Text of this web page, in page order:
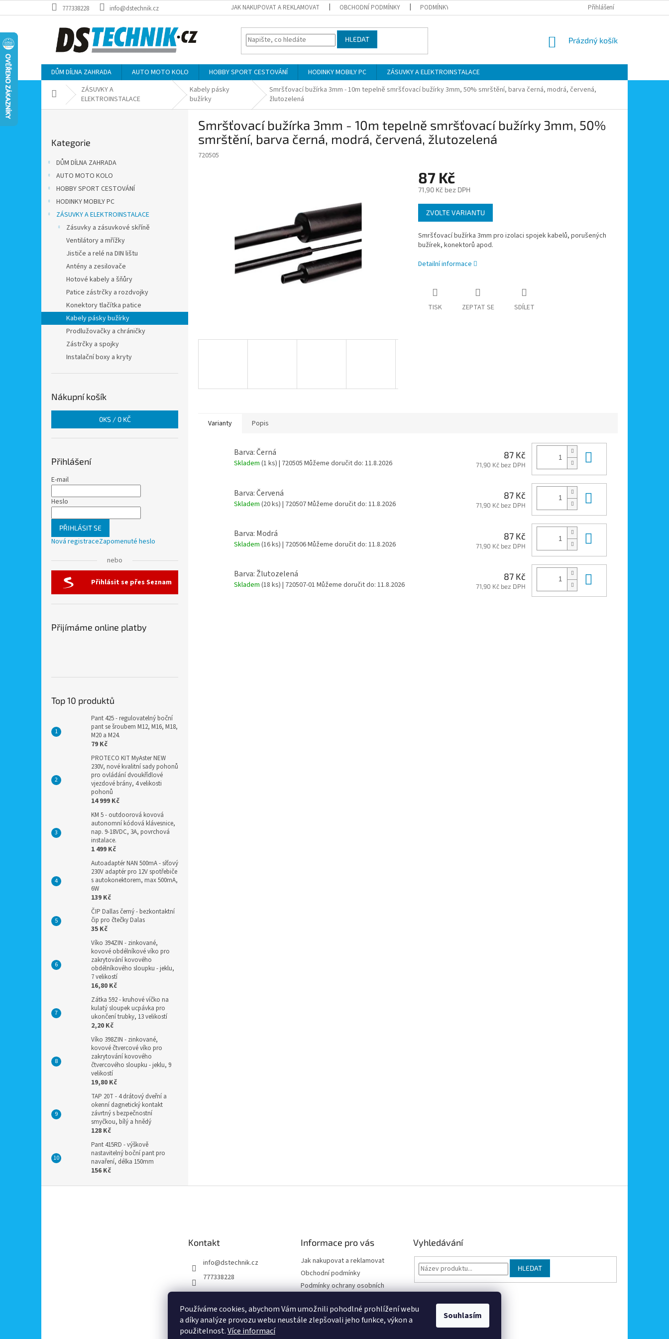
Používáme cookies, abychom Vám umožnili pohodlné prohlížení webu
a díky analýze provozu webu neustále zlepšovali jeho funkce, výkon a
použitelnost.Více informací
Souhlasím
na
777338228 info@dstechnik.cz JAK NAKUPOVAT A REKLAMOVAT OBCHODNÍ PODMÍNKY PODMÍNKY OCHRANY OSOBNÍCH ÚDAJŮ MOJE OBJEDNÁVKA
Přihlášení
HLEDAT
NÁKUPNÍ
Prázdný košík
DŮM DÍLNA ZAHRADA AUTO MOTO KOLO HOBBY SPORT CESTOVÁNÍ HODINKY MOBILY PC ZÁSUVKY A ELEKTROINSTALACE
Domů ZÁSUVKY A
ELEKTROINSTALACE
Kabely pásky
bužírky
Smršťovací bužírka 3mm - 10m tepelně smršťovací bužírky 3mm, 50% smrštění, barva černá, modrá, červená,
žlutozelená
kategorie
Kategorie
DŮM DÍLNA ZAHRADA
AUTO MOTO KOLO
HOBBY SPORT CESTOVÁNÍ
HODINKY MOBILY PC
ZÁSUVKY A ELEKTROINSTALACE
Zásuvky a zásuvkové skříně
Ventilátory a mřížky
Jističe a relé na DIN lištu
Antény a zesilovače
Hotové kabely a šňůry
Patice zástrčky a rozdvojky
Konektory tlačítka patice
Kabely pásky bužírky
Prodlužovačky a chráničky
Zástrčky a spojky
Instalační boxy a kryty
Nákupní košík
0KS / 0 KČ
Přihlášení
E-mail
Heslo
PŘIHLÁSIT SE
Nová registraceZapomenuté heslo
nebo
Přihlásit se přes Seznam
Přijímáme online platby
Top 10 produktů
Pant 425 - regulovatelný boční
pant se šroubem M12, M16, M18,
M20 a M24.
79 Kč
PROTECO KIT MyAster NEW
230V, nové kvalitní sady pohonů
pro ovládání dvoukřídlové
vjezdové brány, 4 velikosti
pohonů
14 999 Kč
KM 5 - outdoorová kovová
autonomní kódová klávesnice,
nap. 9-18VDC, 3A, povrchová
instalace.
1 499 Kč
Autoadaptér NAN 500mA - síťový
230V adaptér pro 12V spotřebiče
s autokonektorem, max 500mA,
6W
139 Kč
ČIP Dallas černý - bezkontaktní
čip pro čtečky Dalas
35 Kč
Víko 394ZIN - zinkované,
kovové obdélníkové víko pro
zakrytování kovového
obdélníkového sloupku - jeklu,
7 velikostí
16,80 Kč
Zátka 592 - kruhové víčko na
kulatý sloupek ucpávka pro
ukončení trubky, 13 velikostí
2,20 Kč
Víko 398ZIN - zinkované,
kovové čtvercové víko pro
zakrytování kovového
čtvercového sloupku - jeklu, 9
velikostí
19,80 Kč
TAP 20T - 4 drátový dveřní a
okenní dagnetický kontakt
závrtný s bezpečnostní
smyčkou, bílý a hnědý
128 Kč
Pant 415RD - výškově
nastavitelný boční pant pro
navaření, délka 150mm
156 Kč
Smršťovací bužírka 3mm - 10m tepelně smršťovací bužírky 3mm, 50%
smrštění, barva černá, modrá, červená, žlutozelená
720505
87 Kč
71,90 Kč bez DPH
Měrná
cena:
ZVOLTE VARIANTU
Smršťovací bužírka 3mm pro izolaci spojek kabelů, porušených
bužírek, konektorů apod.
Detailní informace
TISK ZEPTAT SE SDÍLET
Varianty Popis
Barva: Černá
Skladem (1 ks) | 720505 Můžeme doručit do: 11.8.2026
87 Kč
71,90 Kč bez DPH
Barva: Červená
Skladem (20 ks) | 720507Můžeme doručit do: 11.8.2026
87 Kč
71,90 Kč bez DPH
Barva: Modrá
Skladem (16 ks) | 720506Můžeme doručit do: 11.8.2026
87 Kč
71,90 Kč bez DPH
Barva: Žlutozelená
Skladem (18 ks) | 720507-01 Můžeme doručit do: 11.8.2026
87 Kč
71,90 Kč bez DPH
Kontakt
info@dstechnik.cz
777338228
Informace pro vás
Jak nakupovat a reklamovat
Obchodní podmínky
Podmínky ochrany osobních
Kontakty
Moje objednávka
Vyhledávání
HLEDAT